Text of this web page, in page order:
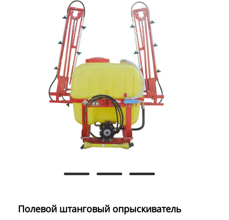
Полевой штанговый опрыскиватель